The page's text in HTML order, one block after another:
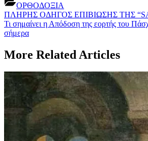
ΟΡΘΟΔΟΞΙΑ
Post
navigation
Previous
Post:
ΠΛΗΡΗΣ ΟΔΗΓΟΣ ΕΠΙΒΙΩΣΗΣ ΤΗΣ
Next
Post:
Τι σημαίνει η Απόδοση της εορτής του
σήμερα
More Related Articles